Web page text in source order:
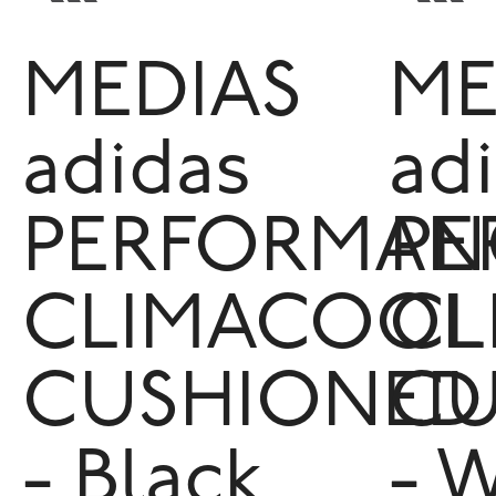
MEDIAS
adidas
CLIMACOOL
CUSHIONED